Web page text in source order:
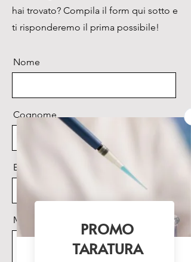
hai trovato? Compila il form qui sotto e
ti risponderemo il prima possibile!
Nome
Cognome
Email
Messaggio